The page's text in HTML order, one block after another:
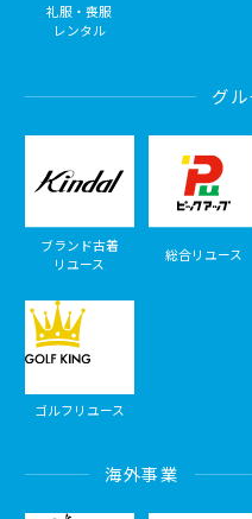
礼服・喪服
レンタル
グ
ブランド古着
リユース
総合リユース
ゴルフリユース
海外事業